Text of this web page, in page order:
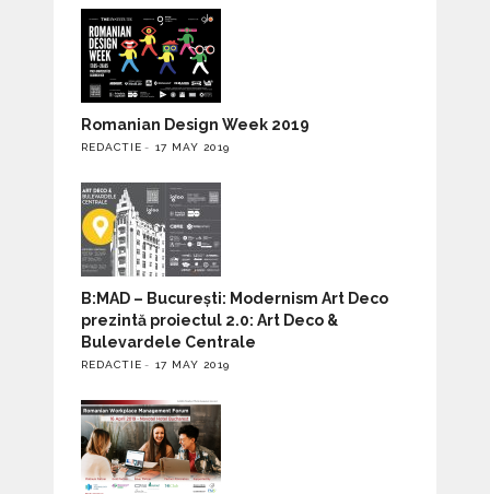
Romanian Design Week 2019
REDACTIE 17 MAY 2019
B:MAD – București: Modernism Art Deco
prezintă proiectul 2.0: Art Deco &
Bulevardele Centrale
REDACTIE 17 MAY 2019